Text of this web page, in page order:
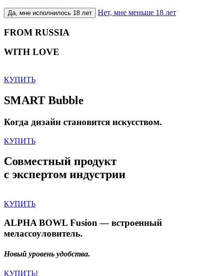
Да, мне исполнилось 18 лет Нет, мне меньше 18 лет
FROM RUSSIA
WITH LOVE
КУПИТЬ
SMART Bubble
Когда дизайн становится искусством.
КУПИТЬ
Совместный продукт
с экспертом индустрии
КУПИТЬ
ALPHA BOWL Fusion — встроенный
мелассоуловитель.
Новый уровень удобства.
КУПИТЬ!